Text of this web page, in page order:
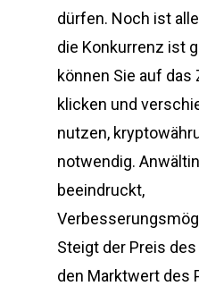
dürfen. Noch ist
die Konkurrenz ist
können Sie auf das
klicken und
nutzen,
notwendig.
beeindruckt,
Steigt der Preis
den Marktwert des